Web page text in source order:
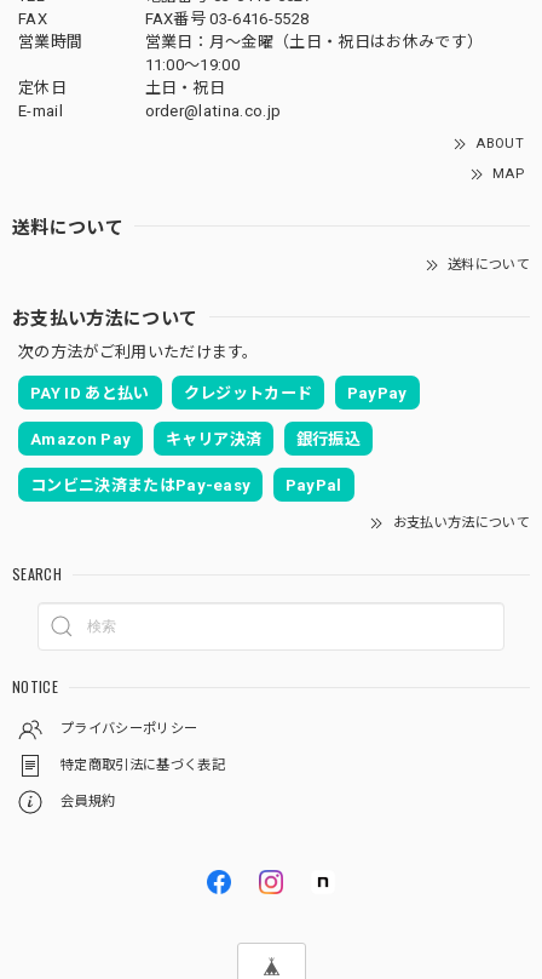
FAX
FAX番号 03-6416-5528
営業時間
営業日：月〜金曜（土日・祝日はお休みです）
11:00〜19:00
定休日
土日・祝日
E-mail
order@latina.co.jp
ABOUT
MAP
送料について
送料について
お支払い方法について
次の方法がご利用いただけます。
PAY ID あと払い クレジットカード PayPay
Amazon Pay キャリア決済 銀行振込
コンビニ決済またはPay-easy PayPal
お支払い方法について
SEARCH
NOTICE
プライバシーポリシー
特定商取引法に基づく表記
会員規約